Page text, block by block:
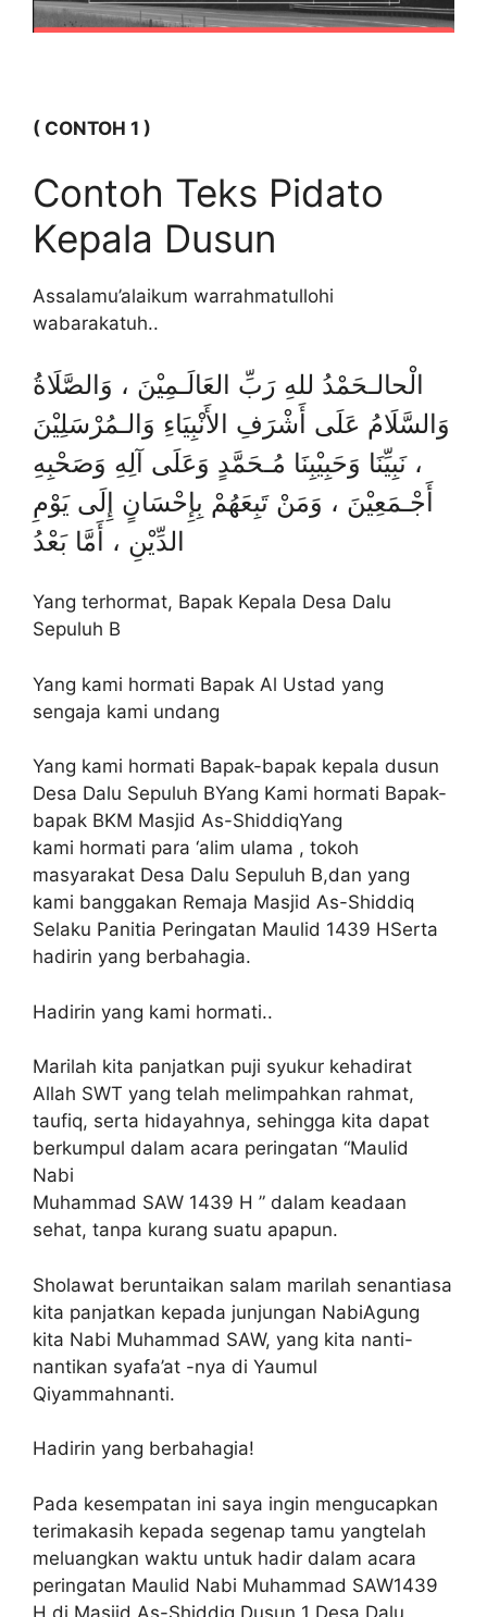
( CONTOH 1 )
Contoh Teks Pidato
Kepala Dusun
Assalamu’alaikum warrahmatullohi
wabarakatuh..
الْحالـحَمْدُ للهِ رَبِّ العَالَـمِيْنَ ، وَالصَّلَاةُ
وَالسَّلَامُ عَلَى أَشْرَفِ الأَنْبِيَاءِ وَالـمُرْسَلِيْنَ
، نَبِيِّنَا وَحَبِيْبِنَا مُـحَمَّدٍ وَعَلَى آلِهِ وَصَحْبِهِ
أَجْـمَعِيْنَ ، وَمَنْ تَبِعَهُمْ بِإِحْسَانٍ إِلَى يَوْمِ
الدِّيْنِ ، أَمَّا بَعْدُ
Yang terhormat, Bapak Kepala Desa Dalu
Sepuluh B
Yang kami hormati Bapak Al Ustad yang
sengaja kami undang
Yang kami hormati Bapak-bapak kepala dusun
Desa Dalu Sepuluh BYang Kami hormati Bapak-
bapak BKM Masjid As-ShiddiqYang
kami hormati para ‘alim ulama , tokoh
masyarakat Desa Dalu Sepuluh B,dan yang
kami banggakan Remaja Masjid As-Shiddiq
Selaku Panitia Peringatan Maulid 1439 HSerta
hadirin yang berbahagia.
Hadirin yang kami hormati..
Marilah kita panjatkan puji syukur kehadirat
Allah SWT yang telah melimpahkan rahmat,
taufiq, serta hidayahnya, sehingga kita dapat
berkumpul dalam acara peringatan “Maulid
Nabi
Muhammad SAW 1439 H ” dalam keadaan
sehat, tanpa kurang suatu apapun.
Sholawat beruntaikan salam marilah senantiasa
kita panjatkan kepada junjungan NabiAgung
kita Nabi Muhammad SAW, yang kita nanti-
nantikan syafa’at -nya di Yaumul
Qiyammahnanti.
Hadirin yang berbahagia!
Pada kesempatan ini saya ingin mengucapkan
terimakasih kepada segenap tamu yangtelah
meluangkan waktu untuk hadir dalam acara
peringatan Maulid Nabi Muhammad SAW1439
H di Masjid As-Shiddiq Dusun 1 Desa Dalu